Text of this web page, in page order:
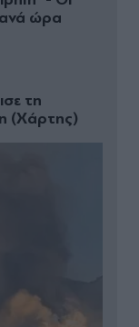
ανά ώρα
τη
(Χάρτης)